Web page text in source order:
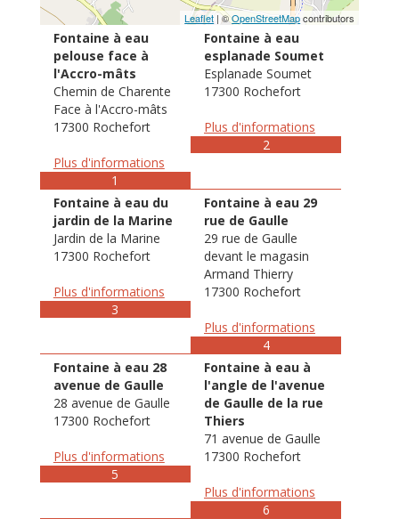
Leaflet | ©OpenStreetMapcontributors
Fontaine à eau
pelouse face à
l'Accro-mâts
Chemin de Charente
Face à l'Accro-mâts
17300 Rochefort
Plus d'informations
1
Fontaine à eau
esplanade Soumet
Esplanade Soumet
17300 Rochefort
Plus d'informations
2
Fontaine à eau du
jardin de la Marine
Jardin de la Marine
17300 Rochefort
Plus d'informations
3
Fontaine à eau 29
rue de Gaulle
29 rue de Gaulle
devant le magasin
Armand Thierry
17300 Rochefort
Plus d'informations
4
Fontaine à eau 28
avenue de Gaulle
28 avenue de Gaulle
17300 Rochefort
Plus d'informations
5
Fontaine à eau à
l'angle de l'avenue
de Gaulle de la rue
Thiers
71 avenue de Gaulle
17300 Rochefort
Plus d'informations
6